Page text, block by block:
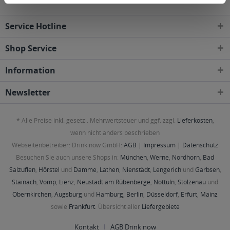
Service Hotline
Shop Service
Information
Newsletter
* Alle Preise inkl. gesetzl. Mehrwertsteuer und ggf. zzgl. Lieferkosten,
wenn nicht anders beschrieben
Webseitenbetreiber: Drink now GmbH: AGB | Impressum | Datenschutz
Besuchen Sie auch unsere Shops in: München, Werne, Nordhorn, Bad
Salzuflen, Hörstel und Damme, Lathen, Nienstädt, Lengerichund Garbsen,
Stainach, Vomp, Lienz, Neustadt am Rübenberge, Nottuln, Stolzenau und
Obernkirchen, Augsburg und Hamburg, Berlin, Düsseldorf, Erfurt, Mainz
sowie Frankfurt. Übersicht aller Liefergebiete
Kontakt AGB Drink now